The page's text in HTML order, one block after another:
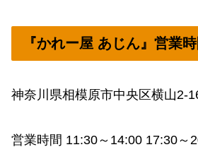
『かれー屋 あじん』営業時
神奈川県相模原市中央区横山2-
営業時間 11:30～14:00 17:30～